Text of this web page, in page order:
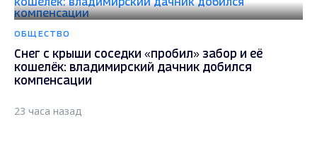
ОБЩЕСТВО
Снег с крыши соседки «пробил» забор и её
кошелёк: владимирский дачник добился
компенсации
23 часа назад